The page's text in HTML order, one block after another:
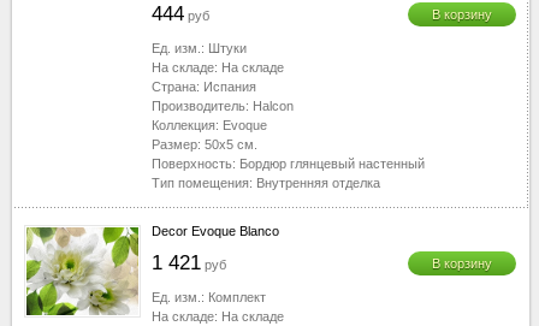
444 руб В корзину
Ед. изм.: Штуки
На складе: На складе
Страна: Испания
Производитель: Halcon
Коллекция: Evoque
Размер: 50x5 см.
Поверхность: Бордюр глянцевый настенный
Тип помещения: Внутренняя отделка
Decor Evoque Blanco
1 421 руб В корзину
Ед. изм.: Комплект
На складе: На складе